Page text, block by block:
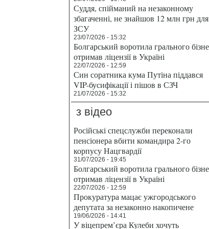
Суддя, спійманий на незаконному
збагаченні, не знайшов 12 млн грн для
ЗСУ
23/07/2026 - 15:32
Болгарський воротила грального
отримав ліцензії в Україні
22/07/2026 - 12:59
Син соратника кума Путіна піддався
VIP-бусифікації і пішов в СЗЧ
21/07/2026 - 15:32
з відео
Російські спецслужби переконали
пенсіонера вбити командира 2-го
корпусу Нацгвардії
31/07/2026 - 19:45
Болгарський воротила грального
отримав ліцензії в Україні
22/07/2026 - 12:59
Прокуратура мацає ужгородського
депутата за незаконно накопичене
19/06/2026 - 14:41
У віцепрем’єра Кулеби хочуть